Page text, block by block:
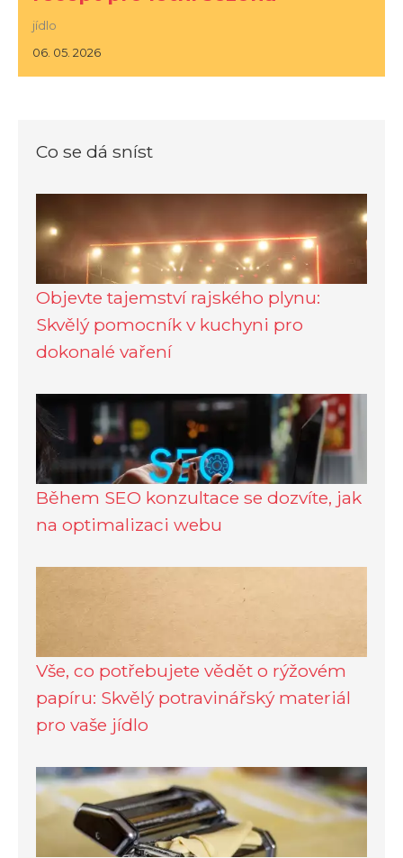
jídlo
06. 05. 2026
Co se dá sníst
Objevte tajemství rajského plynu:
Skvělý pomocník v kuchyni pro
dokonalé vaření
Během SEO konzultace se dozvíte, jak
na optimalizaci webu
Vše, co potřebujete vědět o rýžovém
papíru: Skvělý potravinářský materiál
pro vaše jídlo